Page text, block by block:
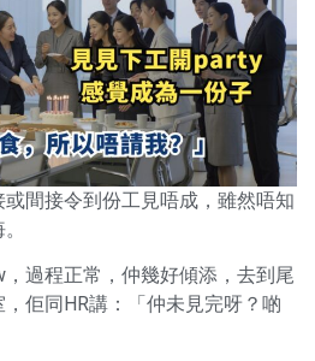
間接令到份工見唔成，雖然唔知
過程正常，仲幾好傾添，去到尾
佢同HR講：「仲未見完呀？啲